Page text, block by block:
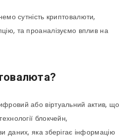
сутність криптовалюти,
та проаналізуємо вплив на
або віртуальний актив, що
блокчейн,
даних, яка зберігає інформацію